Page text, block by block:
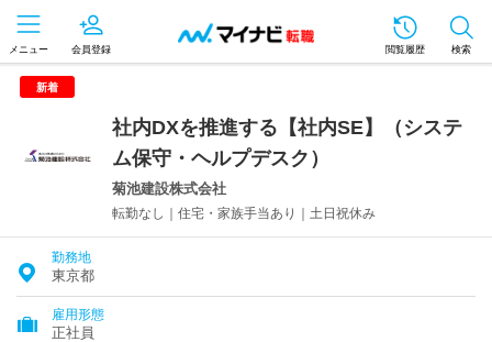
メニュー 会員登録 閲覧履歴 検索
新着
社内DXを推進する【社内SE】（システ
ム保守・ヘルプデスク）
菊池建設株式会社
転勤なし｜住宅・家族手当あり｜土日祝休み
勤務地
東京都
雇用形態
正社員